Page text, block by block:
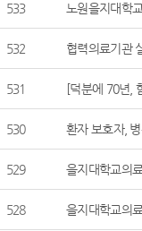
533 노원을지대학
532 협력의료기관
531 [덕분에 70년,
530 환자 보호자,
529 을지대학교의
528 을지대학교의